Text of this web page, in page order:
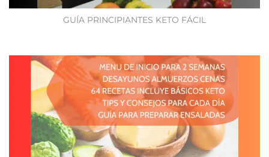
GUÍA PRINCIPIANTES KETO FÁCIL